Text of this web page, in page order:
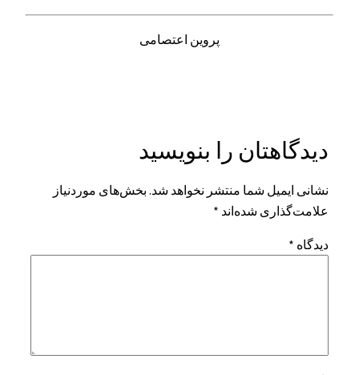
پروین اعتصامی
دیدگاهتان را بنویسید
نشانی ایمیل شما منتشر نخواهد شد. بخش‌های موردنیاز
علامت‌گذاری شده‌اند *
دیدگاه *